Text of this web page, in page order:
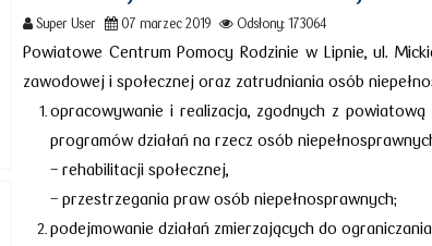
Super User 07 marzec 2019 Odsłony: 173064
Powiatowe Centrum Pomocy Rodzinie w Lipnie, ul.
zawodowej i społecznej oraz zatrudniania osób
opracowywanie i realizacja, zgodnych z
programów działań na rzecz osób
- rehabilitacji społecznej,
- przestrzegania praw osób niepełnosprawnych;
podejmowanie działań zmierzających do